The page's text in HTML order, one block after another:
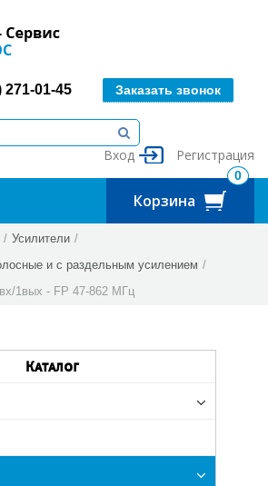
271-01-45 Заказать звонок
Вход Регистрация
Корзина
0
/ Усилители /
и с раздельным усилением /
1вых - FP 47-862 МГц
Каталог